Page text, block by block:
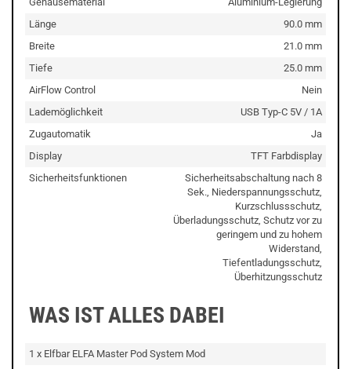
Länge
90.0 mm
Breite
21.0 mm
Tiefe
25.0 mm
AirFlow Control
Nein
Lademöglichkeit
USB Typ-C 5V / 1A
Zugautomatik
Ja
Display
TFT Farbdisplay
Sicherheitsfunktionen
Sicherheitsabschaltung nach 8
Sek., Niederspannungsschutz,
Kurzschlussschutz,
Überladungsschutz, Schutz vor zu
geringem und zu hohem
Widerstand,
Tiefentladungsschutz,
Überhitzungsschutz
WAS IST ALLES DABEI
1 x Elfbar ELFA Master Pod System Mod